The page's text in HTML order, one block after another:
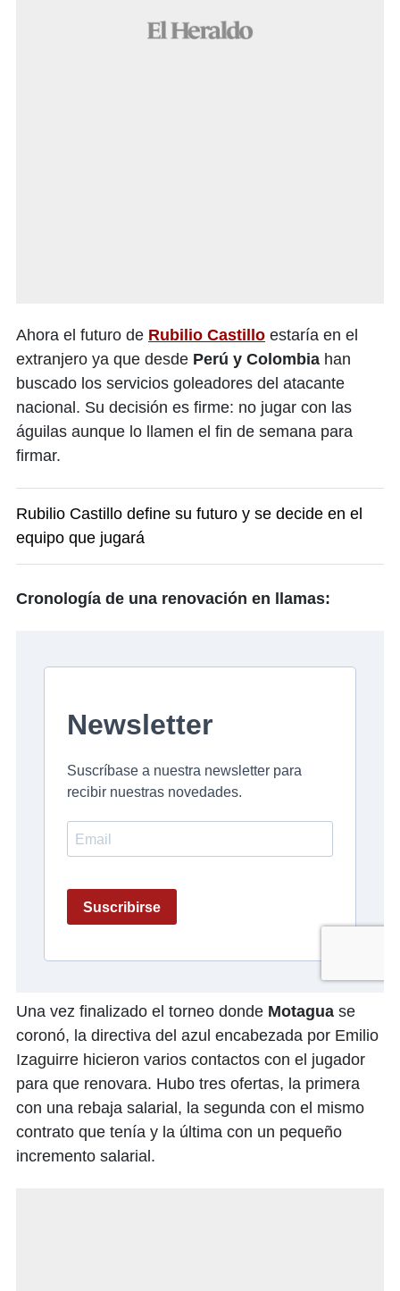
Ahora el futuro de Rubilio Castillo estaría en el
extranjero ya que desde Perú y Colombia han
buscado los servicios goleadores del atacante
nacional. Su decisión es firme: no jugar con las
águilas aunque lo llamen el fin de semana para
firmar.
Rubilio Castillo define su futuro y se decide en el
equipo que jugará
Cronología de una renovación en llamas:
Una vez finalizado el torneo donde Motagua se
coronó, la directiva del azul encabezada por Emilio
Izaguirre hicieron varios contactos con el jugador
para que renovara. Hubo tres ofertas, la primera
con una rebaja salarial, la segunda con el mismo
contrato que tenía y la última con un pequeño
incremento salarial.